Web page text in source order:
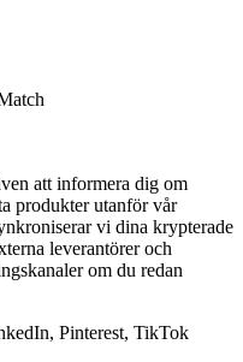
att informera dig om
produkter utanför vår
vi dina krypterade
leverantörer och
om du redan
Pinterest, TikTok